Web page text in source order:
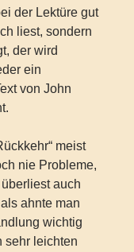
der Lektüre gut
liest, sondern
der wird
ein
von John
meist
nie Probleme,
auch
ahnte man
wichtig
sehr leichten